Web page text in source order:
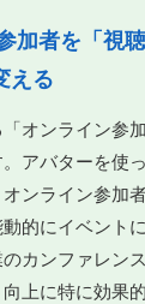
加者を「視
える
オンライン参
アバターを使
ンライン参加
的にイベント
カンファレン
上に特に効果的